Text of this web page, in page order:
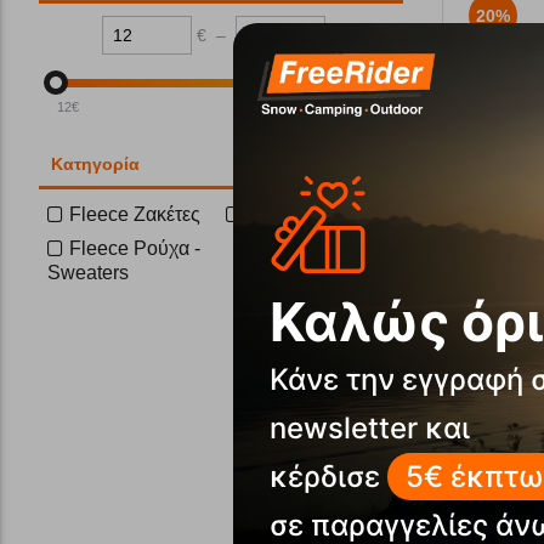
€ –
12€ 80€
Κατηγορία
Fleece Ζακέτες
Fleece Μπλούζες
Fleece Ρούχα -
Sweaters
20%
Άμεσα
Μέγεθος:
2XL
Καλώς
Κάνε την εγγραφή
newsletter και
κέρδισε
5€
σε παραγγελίες